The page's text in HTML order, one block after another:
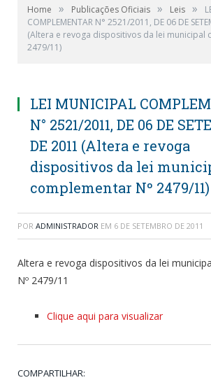
Home » Publicações Oficiais » Leis »
COMPLEMENTAR N° 2521/2011, DE 06 DE
(Altera e revoga dispositivos da lei municipal
2479/11)
LEI MUNICIPAL
N° 2521/2011, DE 06 DE
DE 2011 (Altera e revoga
dispositivos da lei
complementar Nº 2479/11)
POR ADMINISTRADOR EM 6 DE SETEMBRO DE 2011
Altera e revoga dispositivos da lei
Nº 2479/11
Clique aqui para visualizar
COMPARTILHAR: